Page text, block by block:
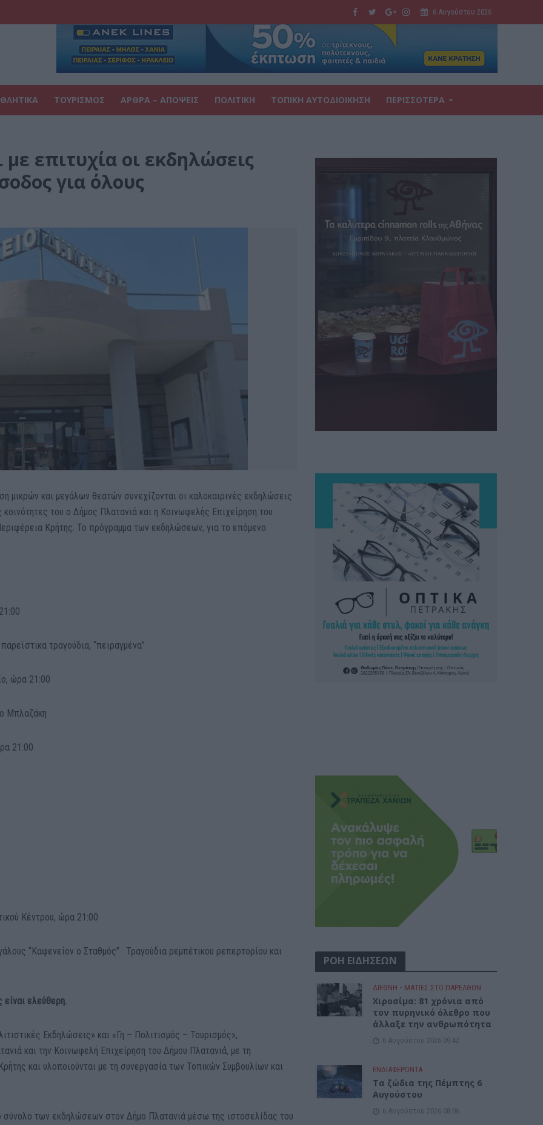
6 Αυγούστου 2026
ΤΟΥΡΙΣΜΟΣ ΑΡΘΡΑ – ΑΠΟΨΕΙΣ ΠΟΛΙΤΙΚΗ ΤΟΠΙΚΗ ΑΥΤΟΔΙΟΙΚΗΣΗ ΠΕΡΙΣΣΟΤΕΡΑ
επιτυχία οι εκδηλώσεις
για όλους
μικρών και μεγάλων θεατών συνεχίζονται οι καλοκαιρινές εκδηλώσεις
του ο Δήμος Πλατανιά και η Κοινωφελής Επιχείρηση του
Κρήτης. Το πρόγραμμα των εκδηλώσεων, για το επόμενο
τραγούδια, “πειραγμένα”
ώρα 21:00
Μπλαζάκη
21:00
Κέντρου, ώρα 21:00
“Καφενείον ο Σταθμός” . Τραγούδια ρεμπέτικου ρεπερτορίου και
ελεύθερη.
Εκδηλώσεις» και «Γη – Πολιτισμός – Τουρισμός»,
και την Κοινωφελή Επιχείρηση του Δήμου Πλατανιά, με τη
και υλοποιούνται με τη συνεργασία των Τοπικών Συμβουλίων και
σύνολο των εκδηλώσεων στον Δήμο Πλατανιά μέσω της ιστοσελίδας του
ΡΟΗ ΕΙΔΗΣΕΩΝ
ΔΙΕΘΝΗ • ΜΑΤΙΕΣ ΣΤΟ ΠΑΡΕΛΘΟΝ
Χιροσίμα: 81 χρόνια από
τον πυρηνικό όλεθρο που
άλλαξε την ανθρωπότητα
6 Αυγούστου 2026 09:42
ΕΝΔΙΑΦΕΡΟΝΤΑ
Tα ζώδια της Πέμπτης 6
Αυγούστου
6 Αυγούστου 2026 08:06